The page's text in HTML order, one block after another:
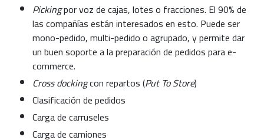
Pickingpor voz de cajas, lotes o fracciones. El 90% de
las compañías están interesados en esto. Puede ser
mono-pedido, multi-pedido o agrupado, y permite dar
un buen soporte a la preparación de pedidos para e-
commerce.
Cross dockingcon repartos (Put To Store)
Clasificación de pedidos
Carga de carruseles
Carga de camiones